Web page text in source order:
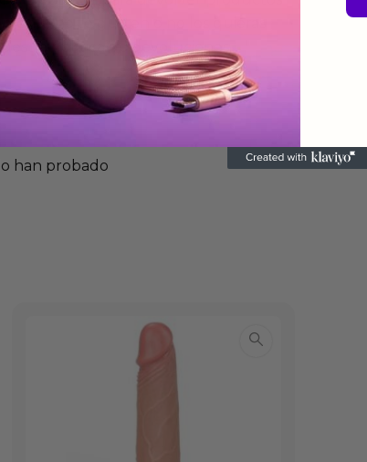
no te gusten o no los quieras.
política de devoluciones.
han probado